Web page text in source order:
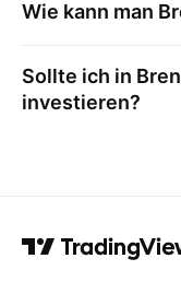
Wie kann man
Sollte ich in
investieren?